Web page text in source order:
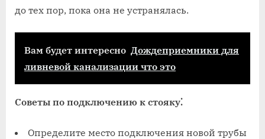
до тех пор‚ пока она не устранялась.
Вам будет интересно Дождеприемники для
ливневой канализации что это
Советы по подключению к стояку⁚
Определите место подключения новой трубы